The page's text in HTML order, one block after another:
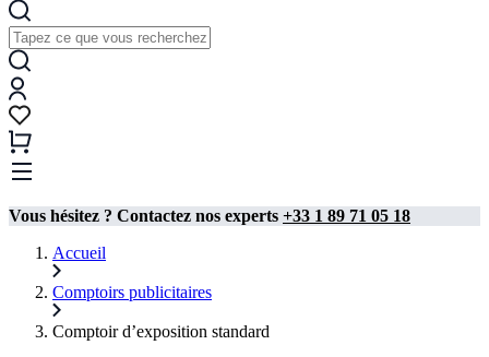
Vous hésitez ? Contactez nos experts +33 1 89 71 05 18
Accueil
Comptoirs publicitaires
Comptoir d’exposition standard